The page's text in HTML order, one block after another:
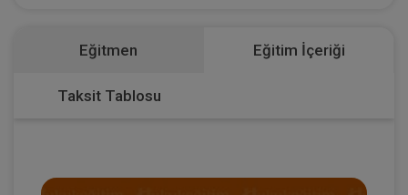
Eğitmen Eğitim İçeriği
Taksit Tablosu